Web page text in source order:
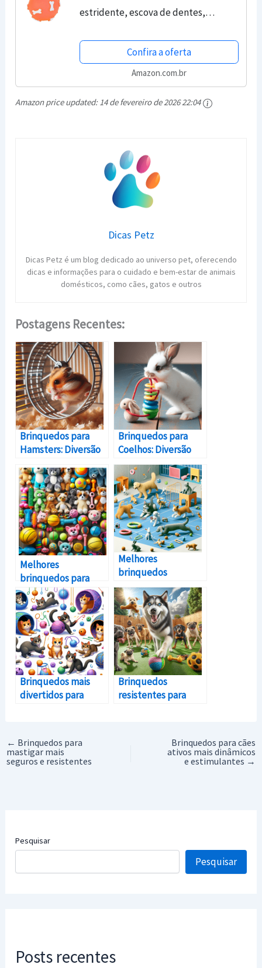
estridente, escova de dentes,
estresse, brinquedo para mastigar
para animais de estimação,...
Confira a oferta
Amazon.com.br
Amazon price updated:14 de fevereiro de 2026 22:04
Dicas Petz
Dicas Petz é um blog dedicado ao universo pet, oferecendo
dicas e informações para o cuidado e bem-estar de animais
domésticos, como cães, gatos e outros
Postagens Recentes:
Brinquedos para
Hamsters: Diversão
Pequeno Roedor
Brinquedos para
Coelhos: Diversão
Saltitante para Seu
Animal de Estimação
Melhores
brinquedos para
animais de
estimação
Melhores
brinquedos
interativos para
animais de
estimação
Brinquedos mais
divertidos para
Brinquedos
resistentes para
← Brinquedos para
mastigar mais
seguros e resistentes
Brinquedos para cães
ativos mais dinâmicos
e estimulantes →
Pesquisar
Pesquisar
Posts recentes